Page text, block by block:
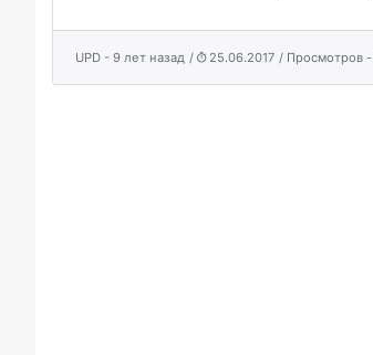
UPD - 9 лет назад / 25.06.2017 / Просмотров -